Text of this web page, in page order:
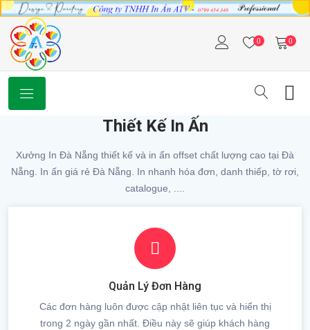
0 0
Thiết Kế In Ấn
Xưởng In Đà Nẵng thiết kế và in ấn offset chất lượng cao tại Đà
Nẵng. In ấn giá rẻ Đà Nẵng. In nhanh hóa đơn, danh thiếp, tờ rơi,
catalogue, ....
Quản Lý Đơn Hàng
Các đơn hàng luôn được cập nhật liên tục và hiển thị
trong 2 ngày gần nhất. Điều này sẽ giúp khách hàng